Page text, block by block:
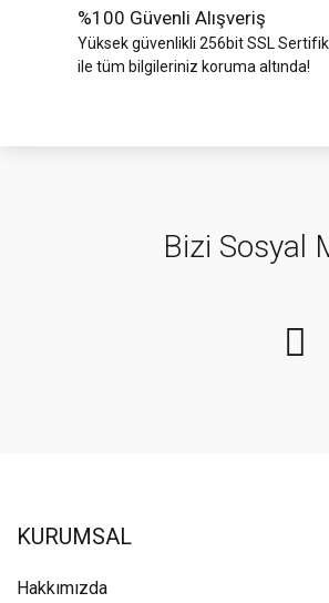
%100 Güvenli Alışveriş
Yüksek güvenlikli 256bit SSL
ile tüm bilgileriniz koruma altında!
Bizi Sosyal
KURUMSAL
Hakkımızda